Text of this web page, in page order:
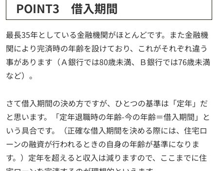
POINT3 借入期間
最長35年としている金融機関がほとんどです。また金融機
関により完済時の年齢を設けており、これがそれぞれ違う
事があります（Ａ銀行では80歳未満、Ｂ銀行では76歳未満
など）。
さて借入期間の決め方ですが、ひとつの基準は「定年」だ
と思います。「定年退職時の年齢-今の年齢＝借入期間」と
いう具合です。（正確な借入期間を決める際には、住宅ロ
ーンの融資が行われるときの自身の年齢が基準になりま
す。）定年を超えると収入は減りますので、ここまでに住